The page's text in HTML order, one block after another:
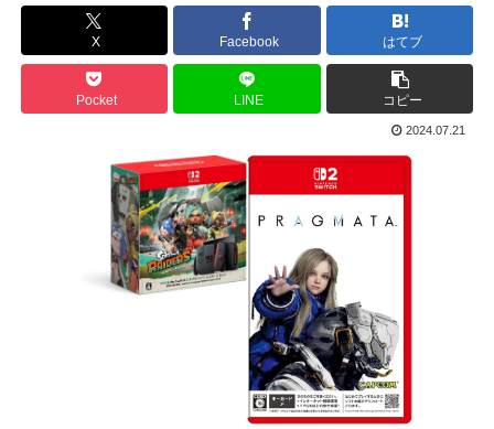
X Facebook はてブ
Pocket LINE コピー
2024.07.21